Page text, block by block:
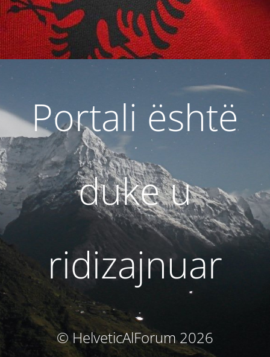
Portali është
duke u
ridizajnuar
© HelveticAlForum 2026